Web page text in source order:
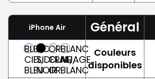
iPhone Air Général
BLEU
CIEL,
BLEU
NOIR
SIDERAL,
NOIR
OR
CLAIR,
OR
BLANC
NUAGE,
BLANC
Couleurs
disponibles